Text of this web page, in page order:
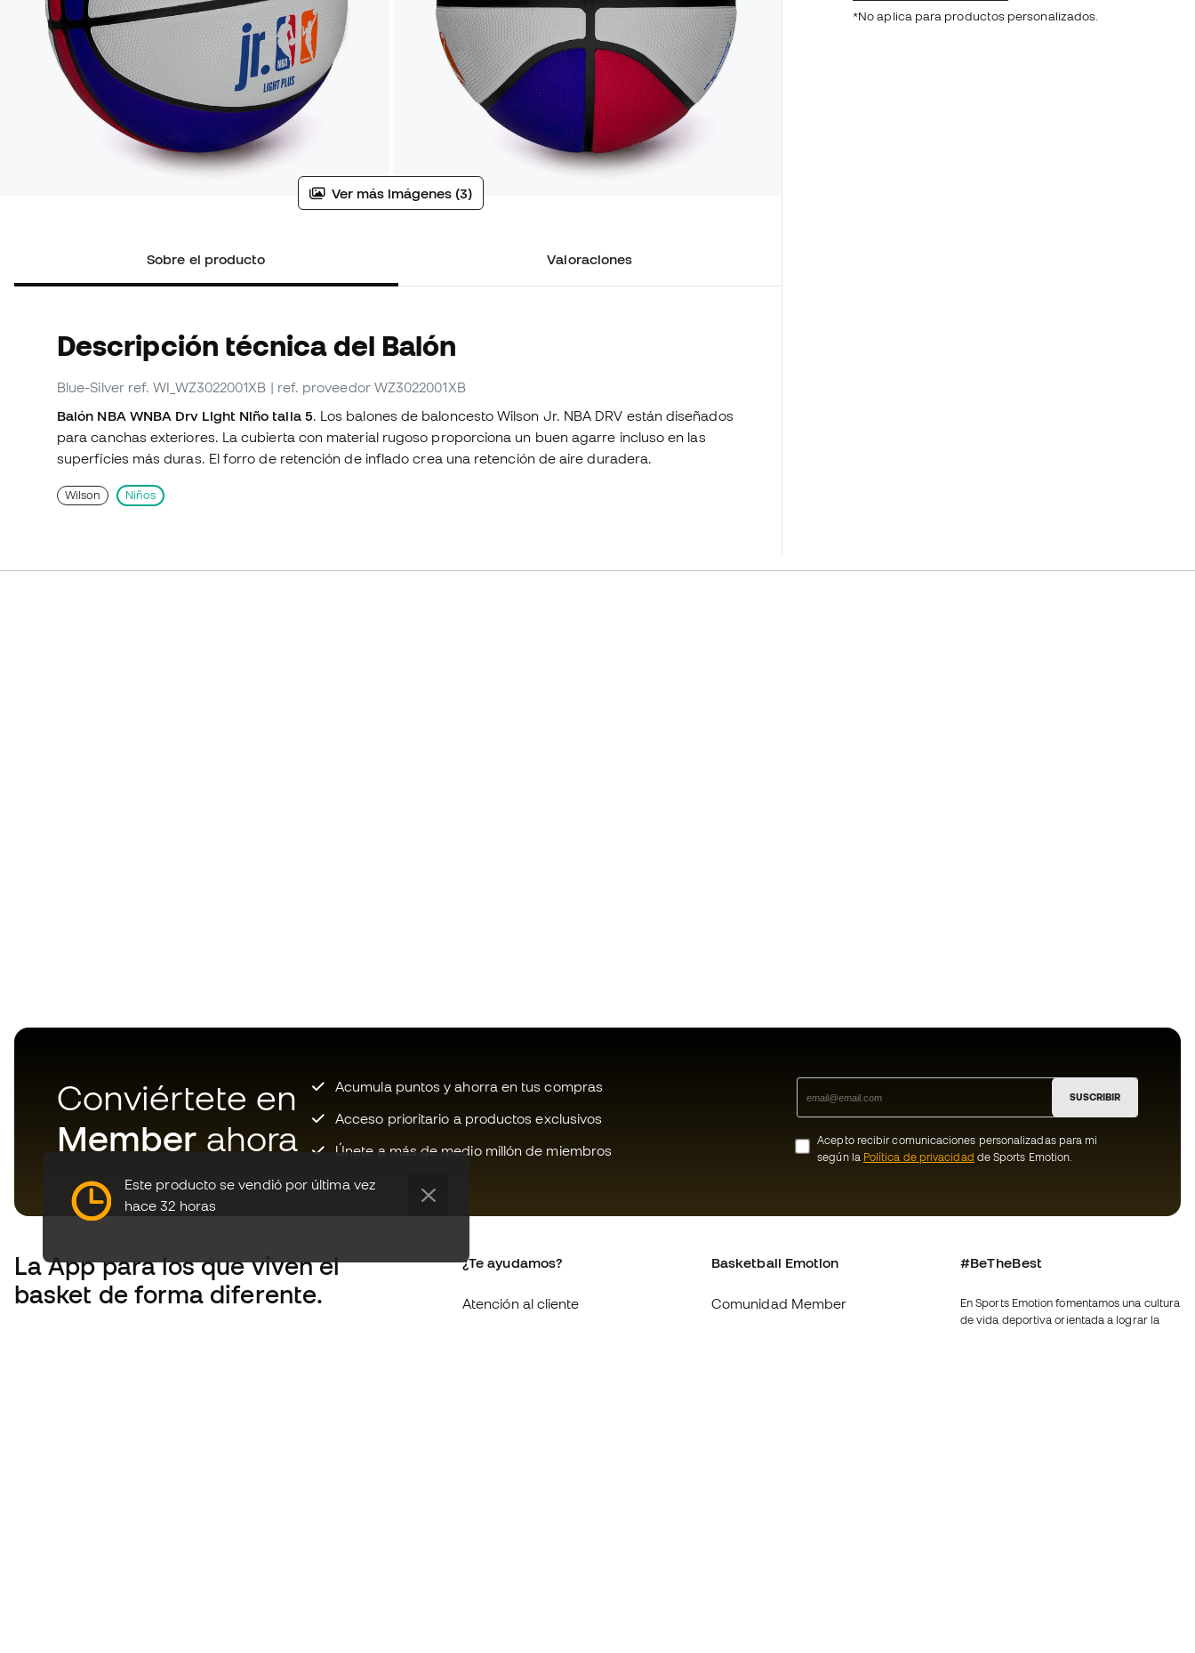
Ver más imágenes (3)
Sobre el producto Valoraciones
Descripción técnica del Balón
Blue-Silver ref. WI_WZ3022001XB | ref. proveedor WZ3022001XB
Balón NBA WNBA Drv Light Niño talla 5. Los balones de baloncesto Wilson Jr. NBA DRV están diseñados
para canchas exteriores. La cubierta con material rugoso proporciona un buen agarre incluso en las
superficies más duras. El forro de retención de inflado crea una retención de aire duradera.
Wilson Niños
*No aplica para productos personalizados.
Este producto se vendió por última vez
hace 32 horas
Conviértete en
Member ahora
Acumula puntos y ahorra en tus compras
Acceso prioritario a productos exclusivos
Únete a más de medio millón de miembros
SUSCRIBIR
Acepto recibir comunicaciones personalizadas para mi
según la Política de privacidad de Sports Emotion.
La Apppara los que viven el
basket de forma diferente.
¿Te ayudamos?
Atención al cliente
Basketball Emotion
Comunidad Member
#BeTheBest
En Sports Emotion fomentamos una cultura
de vida deportiva orientada a lograr la